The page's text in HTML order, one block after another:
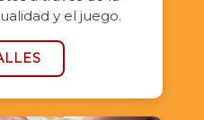
y el juego.